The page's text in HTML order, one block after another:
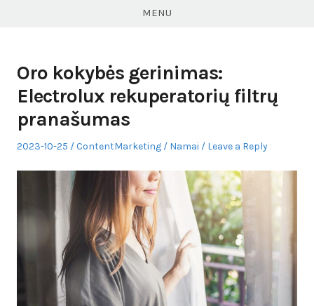
MENU
Oro kokybės gerinimas:
Electrolux rekuperatorių filtrų
pranašumas
Posted
2023-10-25 Author
ContentMarketing
Posted
Namai Leave a Reply